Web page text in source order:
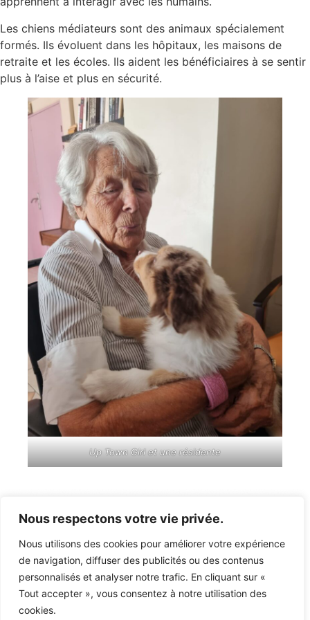
Nous respectons votre vie privée.
Nous utilisons des cookies pour améliorer votre expérience
de navigation, diffuser des publicités ou des contenus
personnalisés et analyser notre trafic. En cliquant sur «
Tout accepter », vous consentez à notre utilisation des
cookies.
Les chiens médiateurs sont des animaux spécialement
formés. Ils évoluent dans les hôpitaux, les maisons de
retraite et les écoles. Ils aident les bénéficiaires à se sentir
plus à l’aise et plus en sécurité.
Up Town Girl et une résidente